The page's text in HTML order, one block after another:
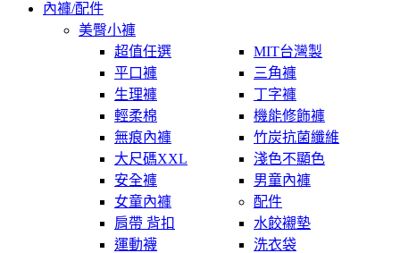
內褲/配件
美臀小褲
超值任選
MIT台灣製
平口褲
三角褲
生理褲
丁字褲
輕柔棉
機能修飾褲
無痕內褲
竹炭抗菌纖維
大尺碼XXL
淺色不顯色
安全褲
男童內褲
女童內褲
配件
肩帶 背扣
水餃襯墊
運動襪
洗衣袋